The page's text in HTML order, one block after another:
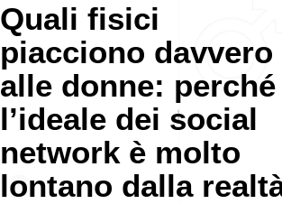
Quali fisici
piacciono davvero
alle donne: perché
l’ideale dei social
network è molto
lontano dalla